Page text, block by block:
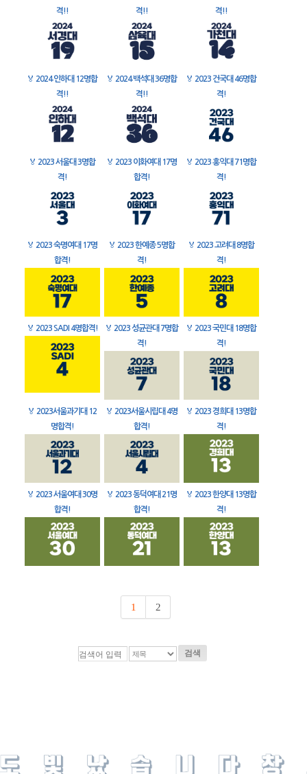
격!!
격!!
격!!
🏅 2024 인하대 12명합
격!!
🏅 2024 백석대 36명합
격!!
🏅 2023 건국대 46명합
격!
🏅 2023 서울대 3명합
격!
🏅 2023 이화여대 17명
합격!
🏅 2023 홍익대 71명합
격!
🏅 2023 숙명여대 17명
합격!
🏅 2023 한예종 5명합
격!
🏅 2023 고려대 8명합
격!
🏅 2023 SADI 4명합격! 🏅 2023 성균관대 7명합
격!
🏅 2023 국민대 18명합
격!
🏅 2023서울과기대 12
명합격!
🏅 2023서울시립대 4명
합격!
🏅 2023 경희대 13명합
격!
🏅 2023 서울여대 30명
합격!
🏅 2023 동덕여대 21명
합격!
🏅 2023 한양대 13명합
격!
1 2
검색